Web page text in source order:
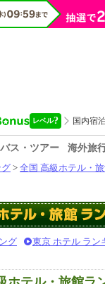
ス・ツアー
海外旅
> 全国 高級ホテル・
グ 東京 ホテル ラン